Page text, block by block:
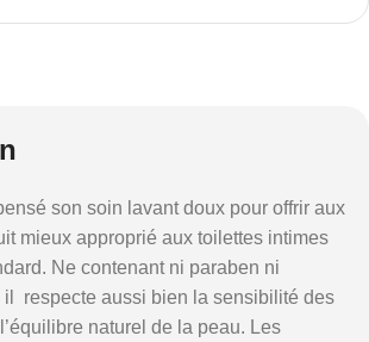
son soin lavant doux pour offrir aux
mieux approprié aux toilettes intimes
Ne contenant ni paraben ni
il respecte aussi bien la sensibilité des
naturel de la peau. Les